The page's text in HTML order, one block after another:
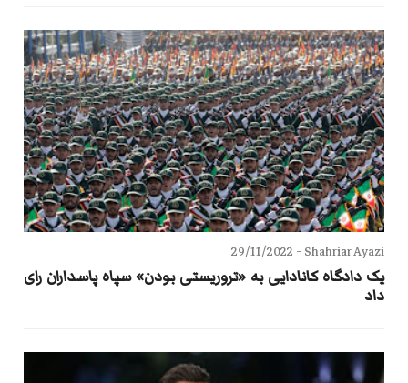
Shahriar Ayazi -
29/11/2022
یک دادگاه کانادایی به «تروریستی بودن» سپاه پاسداران رای
داد